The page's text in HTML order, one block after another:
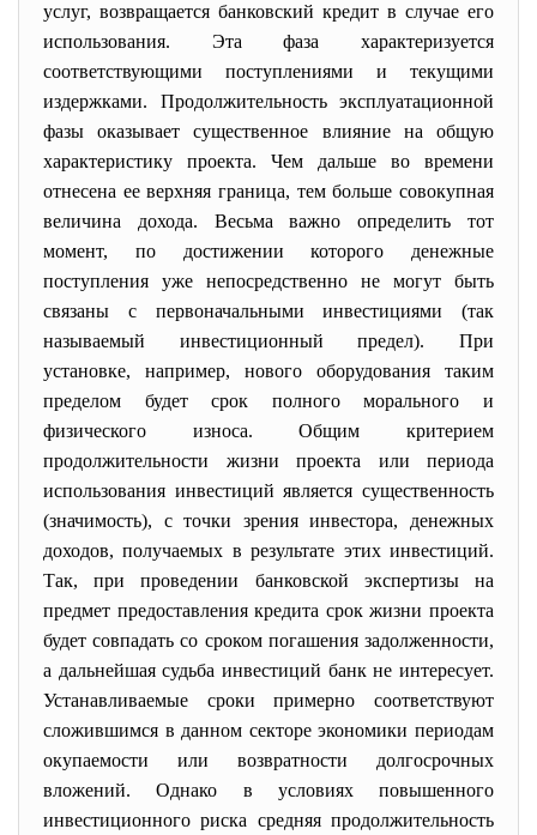
услуг, возвращается банковский кредит в случае его
использования. Эта фаза характеризуется
соответствующими поступлениями и текущими
издержками. Продолжительность эксплуатационной
фазы оказывает существенное влияние на общую
характеристику проекта. Чем дальше во времени
отнесена ее верхняя граница, тем больше совокупная
величина дохода. Весьма важно определить тот
момент, по достижении которого денежные
поступления уже непосредственно не могут быть
связаны с первоначальными инвестициями (так
называемый инвестиционный предел). При
установке, например, нового оборудования таким
пределом будет срок полного морального и
физического износа. Общим критерием
продолжительности жизни проекта или периода
использования инвестиций является существенность
(значимость), с точки зрения инвестора, денежных
доходов, получаемых в результате этих инвестиций.
Так, при проведении банковской экспертизы на
предмет предоставления кредита срок жизни проекта
будет совпадать со сроком погашения задолженности,
а дальнейшая судьба инвестиций банк не интересует.
Устанавливаемые сроки примерно соответствуют
сложившимся в данном секторе экономики периодам
окупаемости или возвратности долгосрочных
вложений. Однако в условиях повышенного
инвестиционного риска средняя продолжительность